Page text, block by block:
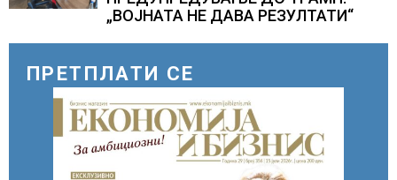
„ВОЈНАТА НЕ ДАВА РЕЗУЛТАТИ“
ПРЕТПЛАТИ СЕ